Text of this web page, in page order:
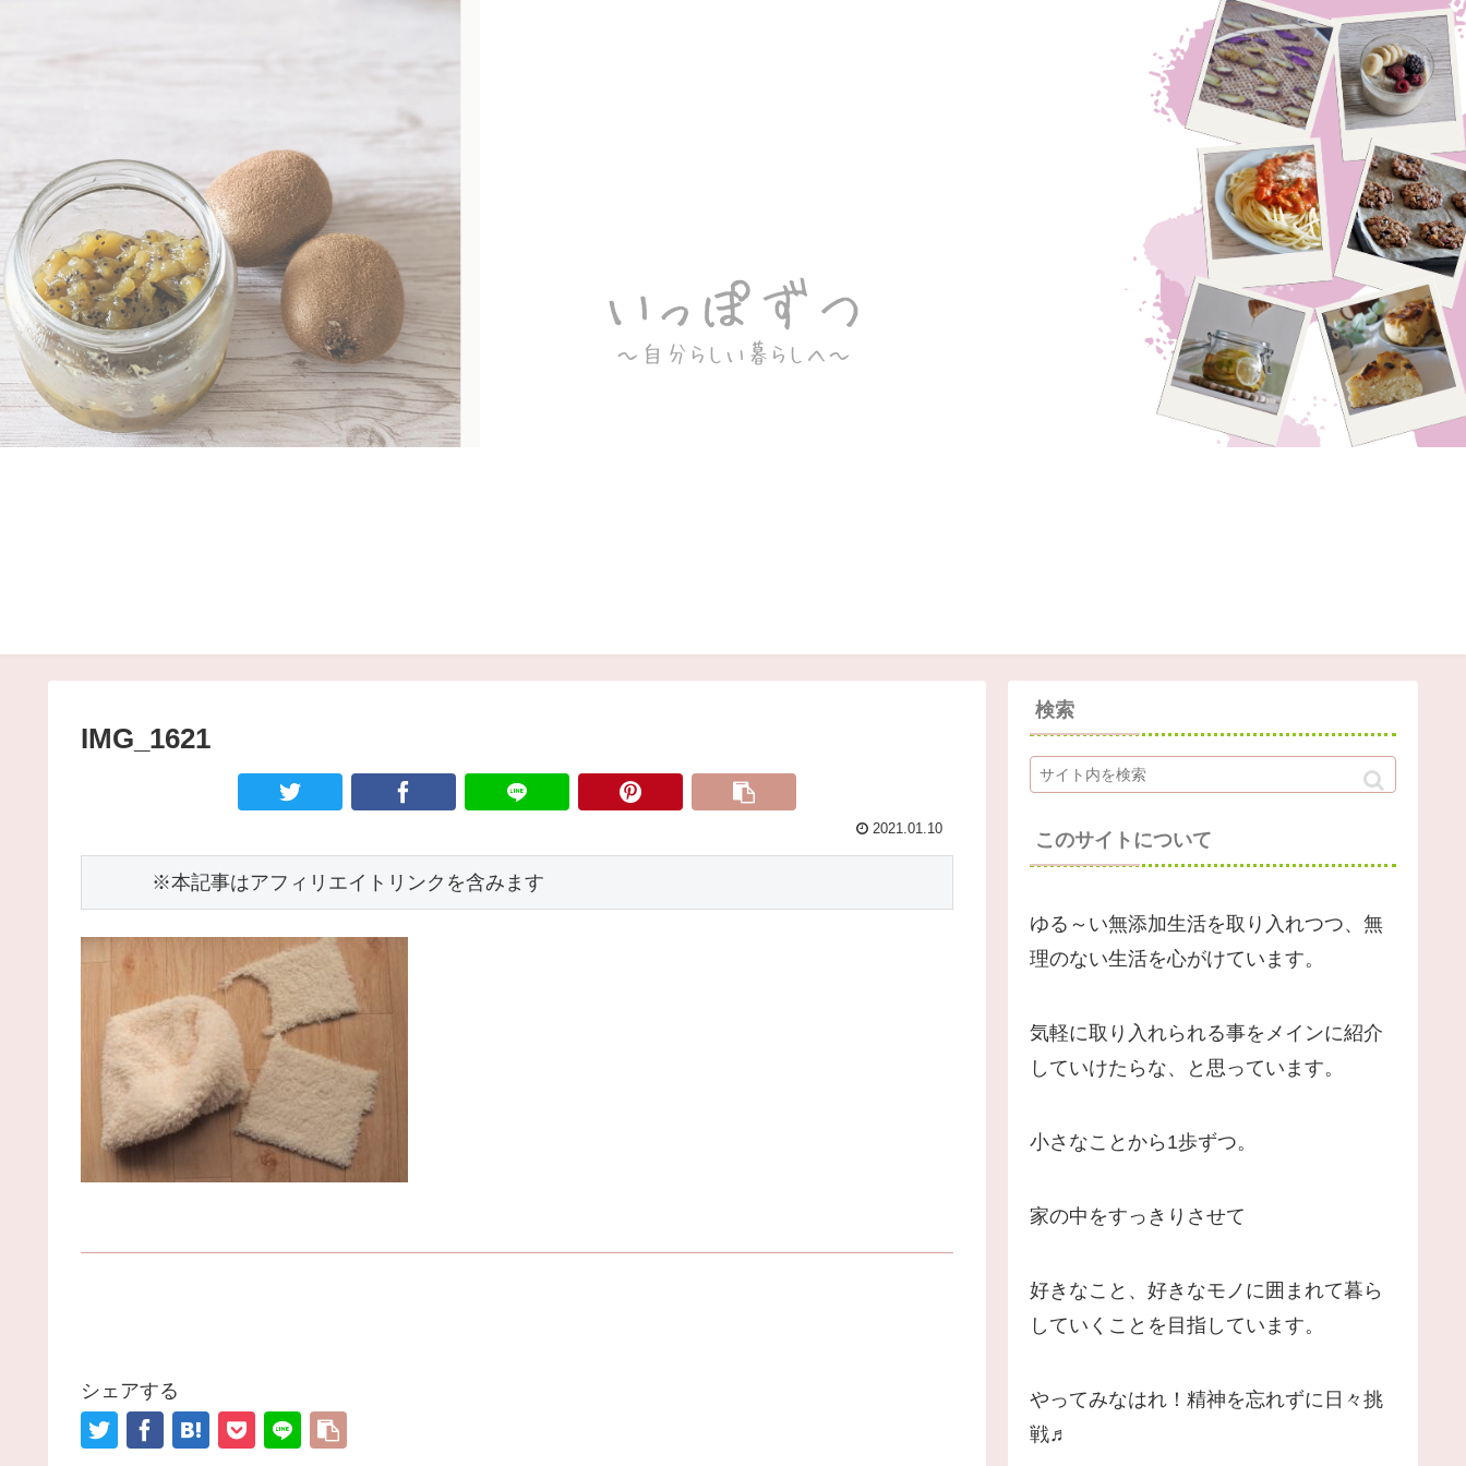
IMG_1621
2021.01.10
※本記事はアフィリエイトリンクを含みます
シェアする
検索
このサイトについて
ゆる～い無添加生活を取り入れつつ、無
理のない生活を心がけています。
気軽に取り入れられる事をメインに紹介
していけたらな、と思っています。
小さなことから1歩ずつ。
家の中をすっきりさせて
好きなこと、好きなモノに囲まれて暮ら
していくことを目指しています。
やってみなはれ！精神を忘れずに日々挑
戦♬